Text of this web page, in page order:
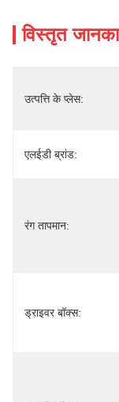
विस्तृत
उत्पत्ति के प्लेस:
एलईडी ब्रांड:
रंग तापमान:
ड्राइवर बॉक्स: